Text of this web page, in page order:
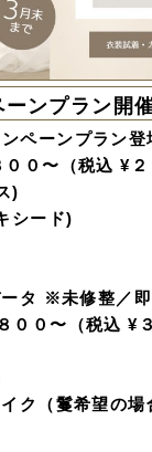
ンプラン開
ペーンプラン登
０〜（税込 ¥２
)
シード)
タ ※未修整／即
００〜（税込 ¥
ク（鬘希望の場